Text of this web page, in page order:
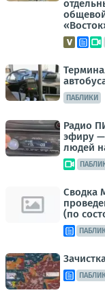
ПАБЛИКИ
Радио
эфиру
людей
Сводка
(по